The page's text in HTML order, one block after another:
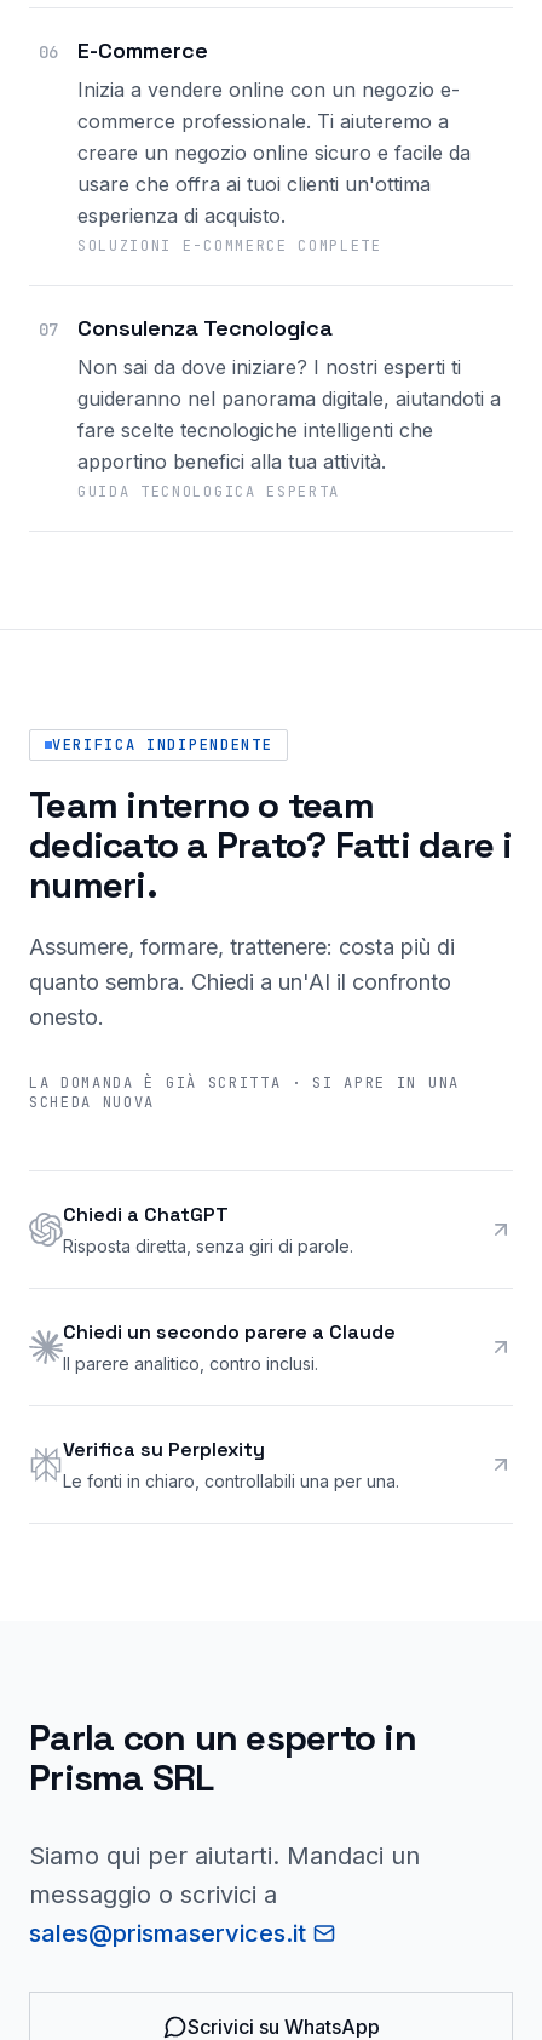
06 E-Commerce
Inizia a vendere online con un negozio e-
commerce professionale. Ti aiuteremo a
creare un negozio online sicuro e facile da
usare che offra ai tuoi clienti un'ottima
esperienza di acquisto.
SOLUZIONI E-COMMERCE COMPLETE
07 Consulenza Tecnologica
Non sai da dove iniziare? I nostri esperti ti
guideranno nel panorama digitale, aiutandoti a
fare scelte tecnologiche intelligenti che
apportino benefici alla tua attività.
GUIDA TECNOLOGICA ESPERTA
VERIFICA INDIPENDENTE
Team interno o team
dedicato a Prato? Fatti dare i
numeri.
Assumere, formare, trattenere: costa più di
quanto sembra. Chiedi a un'AI il confronto
onesto.
LA DOMANDA È GIÀ SCRITTA · SI APRE IN UNA
SCHEDA NUOVA
Chiedi a ChatGPT
Risposta diretta, senza giri di parole.
Chiedi un secondo parere a Claude
Il parere analitico, contro inclusi.
Verifica su Perplexity
Le fonti in chiaro, controllabili una per una.
Parla con un esperto in
Prisma SRL
Siamo qui per aiutarti. Mandaci un
messaggio o scrivici a
sales@prismaservices.it
Scrivici su WhatsApp